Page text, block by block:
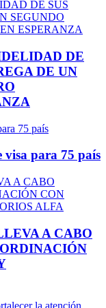
DE
DE UN
visa para 75 país
A CABO